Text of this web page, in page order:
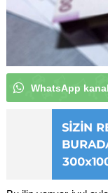
WhatsApp kanal